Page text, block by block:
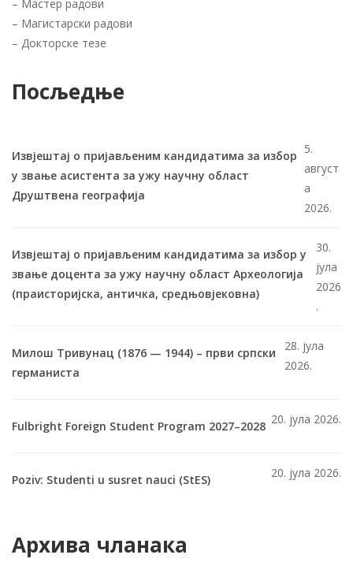
– Мастер радови
– Магистарски радови
– Докторске тезе
Посљедње
Извјештај о пријављеним кандидатима за избор
у звање асистента за ужу научну област
Друштвена географија
5.
август
а
2026.
Извјештај о пријављеним кандидатима за избор у
звање доцента за ужу научну област Археологија
(праисторијска, античка, средњовјековна)
30.
јула
2026
.
Милош Тривунац (1876 — 1944) – први српски
германиста
28. јула
2026.
Fulbright Foreign Student Program 2027–2028 20. јула 2026.
Poziv: Studenti u susret nauci (StES) 20. јула 2026.
Архива чланака